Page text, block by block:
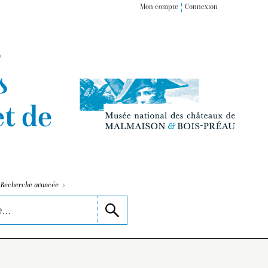
Mon compte Connexion
de
Recherche avancée >